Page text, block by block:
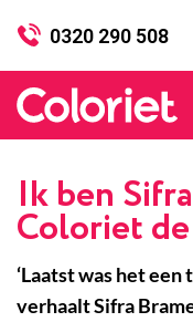
0320 290 508
Ik ben
Coloriet
‘Laatst was het
verhaalt Sifra